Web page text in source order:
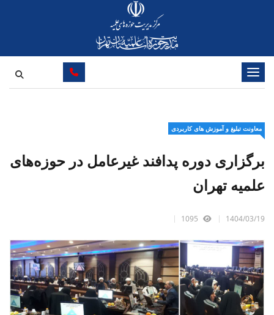
تغییر وضعیت ناوبری
معاونت تبلیغ و آموزش های کاربردی
برگزاری دوره پدافند غیرعامل در حوزه‌های
علمیه تهران
1404/03/19